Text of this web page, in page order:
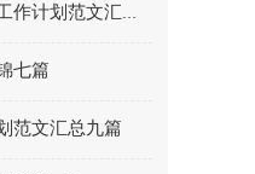
划范文汇编十篇
七篇
范文汇总九篇